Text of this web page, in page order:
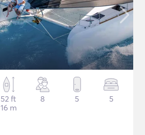
52 ft
16 m
8 5 5